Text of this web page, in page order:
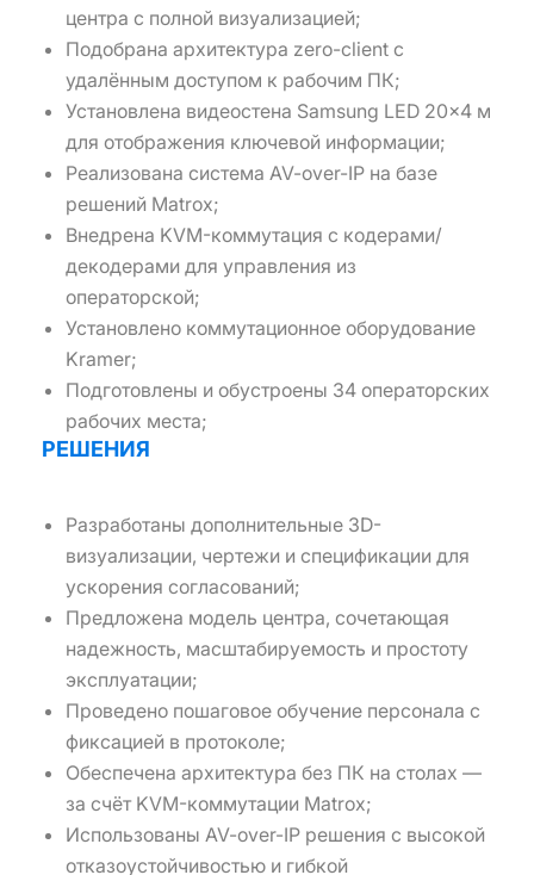
центра с полной визуализацией;
Подобрана архитектура zero-client с
удалённым доступом к рабочим ПК;
Установлена видеостена Samsung LED 20×4 м
для отображения ключевой информации;
Реализована система AV-over-IP на базе
решений Matrox;
Внедрена KVM-коммутация с кодерами/
декодерами для управления из
операторской;
Установлено коммутационное оборудование
Kramer;
Подготовлены и обустроены 34 операторских
рабочих места;
РЕШЕНИЯ
Разработаны дополнительные 3D-
визуализации, чертежи и спецификации для
ускорения согласований;
Предложена модель центра, сочетающая
надежность, масштабируемость и простоту
эксплуатации;
Проведено пошаговое обучение персонала с
фиксацией в протоколе;
Обеспечена архитектура без ПК на столах —
за счёт KVM-коммутации Matrox;
Использованы AV-over-IP решения с высокой
отказоустойчивостью и гибкой